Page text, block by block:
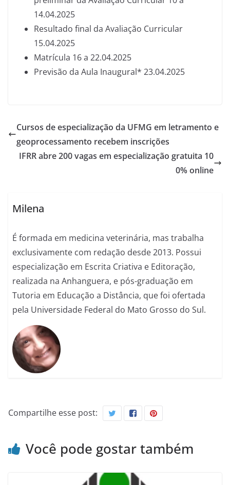
14.04.2025
Resultado final da Avaliação Curricular
15.04.2025
Matrícula 16 a 22.04.2025
Previsão da Aula Inaugural* 23.04.2025
Cursos de especialização da UFMG em letramento e
geoprocessamento recebem inscrições
IFRR abre 200 vagas em especialização gratuita 10
0% online
Milena
É formada em medicina veterinária, mas trabalha
exclusivamente com redação desde 2013. Possui
especialização em Escrita Criativa e Editoração,
realizada na Anhanguera, e pós-graduação em
Tutoria em Educação a Distância, que foi ofertada
pela Universidade Federal do Mato Grosso do Sul.
Compartilhe esse post:
Você pode gostar também